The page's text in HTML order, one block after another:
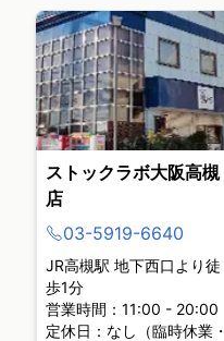
ストックラボ大阪高槻
店
03-5919-6640
JR高槻駅 地下西口より徒
歩1分
営業時間：11:00 - 20:00
定休日：なし（臨時休業・